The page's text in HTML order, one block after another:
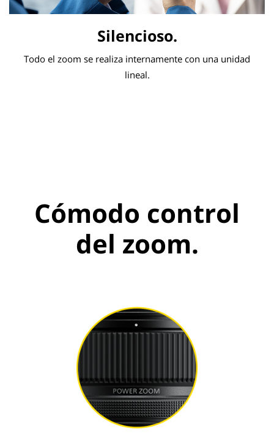
Silencioso.
Todo el zoom se realiza internamente con una unidad
lineal.
Cómodo control
del zoom.